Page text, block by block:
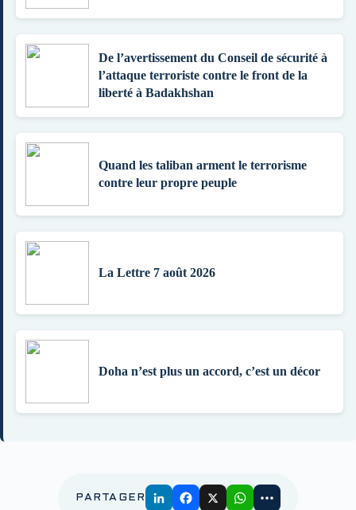
De l’avertissement du Conseil de sécurité à
l’attaque terroriste contre le front de la
liberté à Badakhshan
Quand les taliban arment le terrorisme
contre leur propre peuple
La Lettre 7 août 2026
Doha n’est plus un accord, c’est un décor
PARTAGER